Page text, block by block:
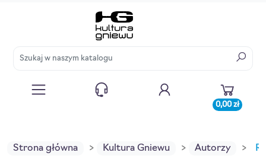
0,00 zł
Strona główna Kultura Gniewu Autorzy